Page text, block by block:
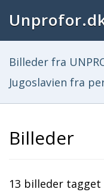
Billeder fra
Jugoslavien fra
Billeder
13 billeder tagget